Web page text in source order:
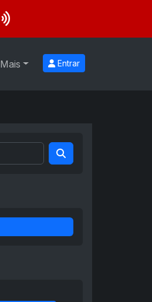
Mais Entrar